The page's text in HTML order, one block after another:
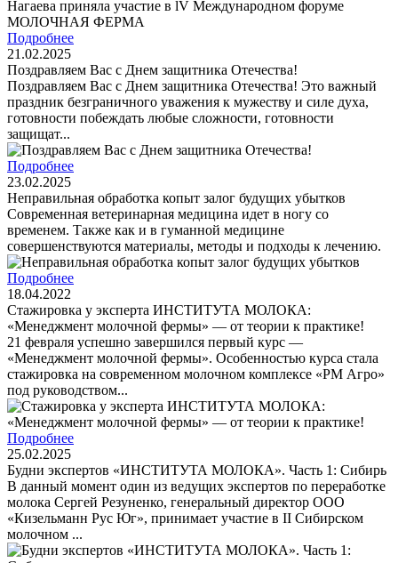
Подробнее
21.02.2025
Поздравляем Вас с Днем защитника Отечества!
Поздравляем Вас с Днем защитника Отечества! Это важный
праздник безграничного уважения к мужеству и силе духа,
готовности побеждать любые сложности, готовности
защищат...
Подробнее
23.02.2025
Неправильная обработка копыт залог будущих убытков
Современная ветеринарная медицина идет в ногу со
временем. Также как и в гуманной медицине
совершенствуются материалы, методы и подходы к лечению.
Подробнее
18.04.2022
Стажировка у эксперта ИНСТИТУТА МОЛОКА:
«Менеджмент молочной фермы» — от теории к практике!
21 февраля успешно завершился первый курс —
«Менеджмент молочной фермы». Особенностью курса стала
стажировка на современном молочном комплексе «РМ Агро»
под руководством...
Подробнее
25.02.2025
Будни экспертов «ИНСТИТУТА МОЛОКА». Часть 1: Сибирь
В данный момент один из ведущих экспертов по переработке
молока Сергей Резуненко, генеральный директор ООО
«Кизельманн Рус Юг», принимает участие в II Сибирском
молочном ...